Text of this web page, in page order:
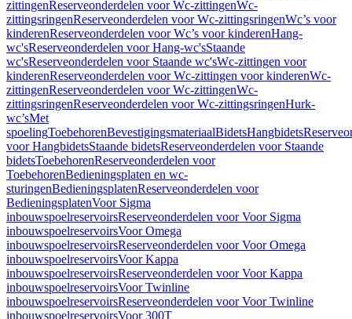
zittingenReserveonderdelen voor Wc-zittingenWc-
zittingsringenReserveonderdelen voor Wc-zittingsringenWc’s voor
kinderenReserveonderdelen voor Wc’s voor kinderenHang-
wc'sReserveonderdelen voor Hang-wc'sStaande
wc'sReserveonderdelen voor Staande wc'sWc-zittingen voor
kinderenReserveonderdelen voor Wc-zittingen voor kinderenWc-
zittingenReserveonderdelen voor Wc-zittingenWc-
zittingsringenReserveonderdelen voor Wc-zittingsringenHurk-
wc’sMet
spoelingToebehorenBevestigingsmateriaalBidetsHangbidets
voor HangbidetsStaande bidetsReserveonderdelen voor Staande
bidetsToebehorenReserveonderdelen voor
ToebehorenBedieningsplaten en wc-
sturingenBedieningsplatenReserveonderdelen voor
BedieningsplatenVoor Sigma
inbouwspoelreservoirsReserveonderdelen voor Voor Sigma
inbouwspoelreservoirsVoor Omega
inbouwspoelreservoirsReserveonderdelen voor Voor Omega
inbouwspoelreservoirsVoor Kappa
inbouwspoelreservoirsReserveonderdelen voor Voor Kappa
inbouwspoelreservoirsVoor Twinline
inbouwspoelreservoirsReserveonderdelen voor Voor Twinline
inbouwspoelreservoirsVoor 300T